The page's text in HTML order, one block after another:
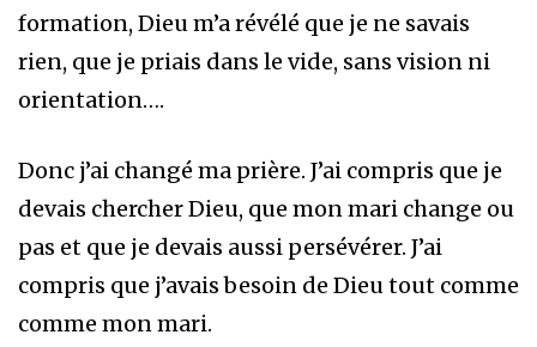
formation, Dieu m’a révélé que je ne savais
rien, que je priais dans le vide, sans vision ni
orientation….
Donc j’ai changé ma prière. J’ai compris que je
devais chercher Dieu, que mon mari change ou
pas et que je devais aussi persévérer. J’ai
compris que j’avais besoin de Dieu tout comme
comme mon mari.